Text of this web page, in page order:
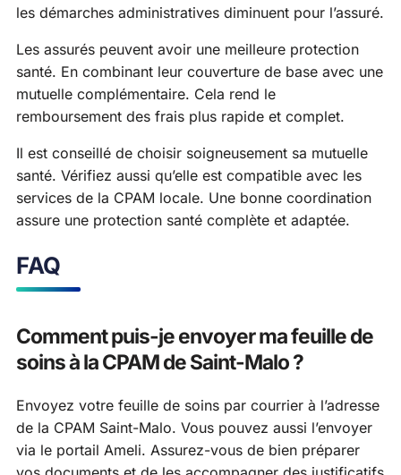
les démarches administratives diminuent pour l’assuré.
Les assurés peuvent avoir une meilleure protection
santé. En combinant leur couverture de base avec une
mutuelle complémentaire. Cela rend le
remboursement des frais plus rapide et complet.
Il est conseillé de choisir soigneusement sa mutuelle
santé. Vérifiez aussi qu’elle est compatible avec les
services de la CPAM locale. Une bonne coordination
assure une protection santé complète et adaptée.
FAQ
Comment puis-je envoyer ma feuille de
soins à la CPAM de Saint-Malo ?
Envoyez votre feuille de soins par courrier à l’adresse
de la CPAM Saint-Malo. Vous pouvez aussi l’envoyer
via le portail Ameli. Assurez-vous de bien préparer